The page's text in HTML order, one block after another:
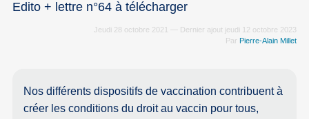
Edito + lettre n°64 à télécharger
Jeudi 28 octobre 2021 — Dernier ajout jeudi 12 octobre 2023
Par Pierre-Alain Millet
Nos différents dispositifs de vaccination contribuent à
créer les conditions du droit au vaccin pour tous,